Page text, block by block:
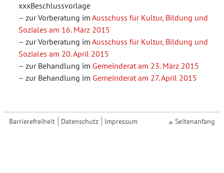
xxxBeschlussvorlage
zur Vorberatung im Ausschuss für Kultur, Bildung und
Soziales am 16. März 2015
zur Vorberatung im Ausschuss für Kultur, Bildung und
Soziales am 20. April 2015
zur Behandlung im Gemeinderat am 23. März 2015
zur Behandlung im Gemeinderat am 27. April 2015
Barrierefreiheit Datenschutz Impressum Seitenanfang